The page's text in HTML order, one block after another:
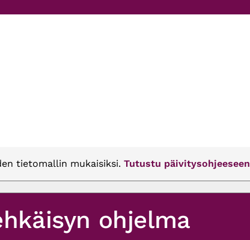
tietomallin mukaisiksi. Tutustu päivitysohjeeseen
ohjelma